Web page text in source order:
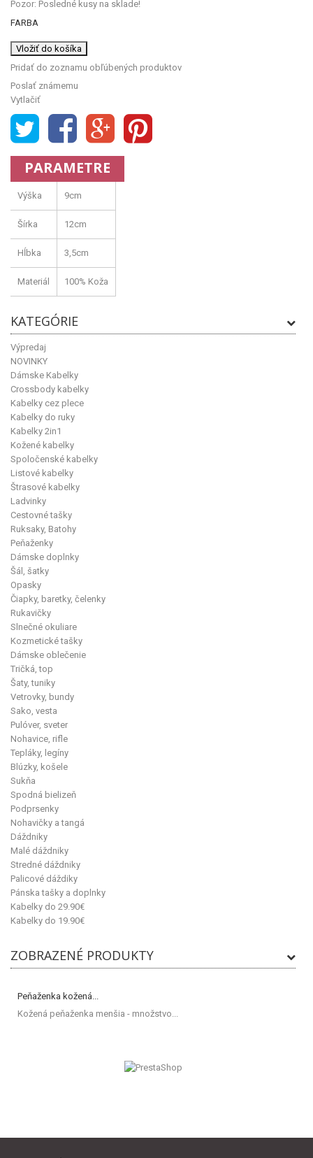
KATEGÓRIE
Výpredaj
NOVINKY
Dámske Kabelky
Crossbody kabelky
Kabelky cez plece
Kabelky do ruky
Kabelky 2in1
Kožené kabelky
Spoločenské kabelky
Listové kabelky
Štrasové kabelky
Ladvinky
Cestovné tašky
Ruksaky, Batohy
Peňaženky
Dámske doplnky
Šál, šatky
Opasky
Čiapky, baretky, čelenky
Rukavičky
Slnečné okuliare
Kozmetické tašky
Dámske oblečenie
Tričká, top
Šaty, tuniky
Vetrovky, bundy
Sako, vesta
Pulóver, sveter
Nohavice, rifle
Tepláky, legíny
Blúzky, košele
Sukňa
Spodná bielizeň
Podprsenky
Nohavičky a tangá
Dáždniky
Malé dáždniky
Stredné dáždniky
Palicové dáždiky
Pánska tašky a doplnky
Kabelky do 29.90€
Kabelky do 19.90€
ZOBRAZENÉ PRODUKTY
Peňaženka kožená...
Kožená peňaženka menšia - množstvo...
Pozor: Posledné kusy na sklade!
FARBA
Vložiť do košíka
Pridať do zoznamu obľúbených produktov
Poslať známemu
Vytlačiť
PARAMETRE
Výška 9cm
Šírka 12cm
Hĺbka 3,5cm
Materiál 100% Koža